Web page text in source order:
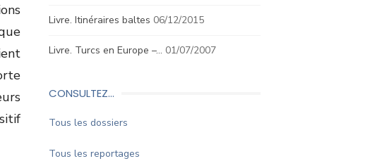
Livre. Itinéraires baltes 06/12/2015
Livre. Turcs en Europe –… 01/07/2007
CONSULTEZ…
Tous les dossiers
Tous les reportages